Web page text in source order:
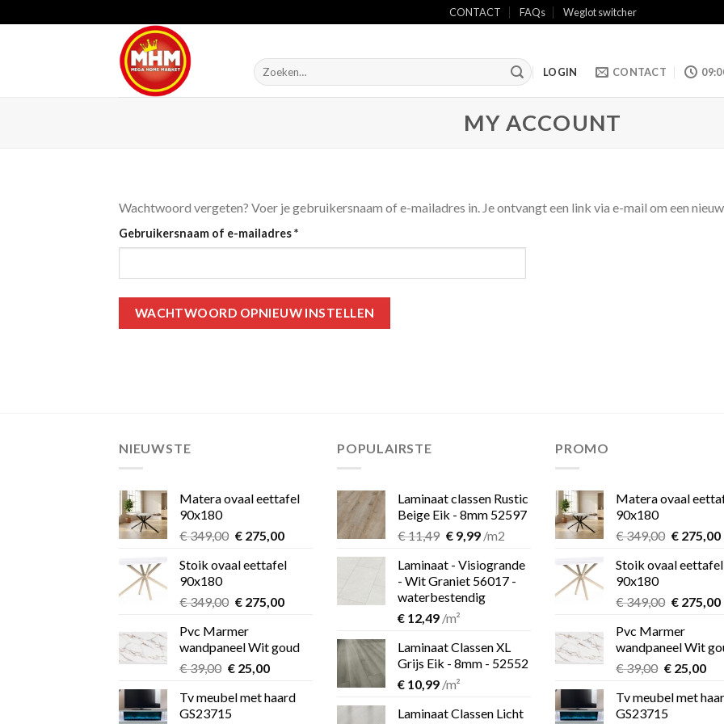
to
CONTACT FAQs Weglot switcher
Zoeken
naar:
LOGIN CONTACT
MY ACCOUNT
Wachtwoord vergeten? Voer je gebruikersnaam of e-mailadres in. Je ontvangt een link via e-mail om een
Gebruikersnaam of e-mailadres*Vereist
WACHTWOORD OPNIEUW INSTELLEN
NIEUWSTE
Matera ovaal eettafel
90x180
€349,00 Oorspronkelijke
was:
€275,00Huidige
is:
Stoik ovaal eettafel
90x180
€349,00 Oorspronkelijke
was:
€ 349,00.
€275,00Huidige
€ 275,00.
Pvc Marmer
wandpaneel Wit goud
€39,00 Oorspronkelijke
was:
€ 39,00.
€25,00Huidige
is:
Tv meubel met haard
GS23715
POPULAIRSTE
Laminaat classen Rustic
Beige Eik - 8mm 52597
€11,49 Oorspronkelijke
was:
€ 11,49.
€9,99Huidige
is:
€ 9,99.
/m2
Laminaat - Visiogrande
- Wit Graniet 56017 -
waterbestendig
€ 12,49 /m²
Laminaat Classen XL
Grijs Eik - 8mm - 52552
€ 10,99 /m²
Laminaat Classen Licht
PROMO
Matera ovaal
90x180
€349,00
was:
€275,00
is:
Stoik ovaal eettafel
90x180
€349,00
was:
€ 349,00.
€275,00
Pvc Marmer
wandpaneel Wit
€39,00
was:
€ 39,00.
€25,00
is:
Tv meubel met
GS23715